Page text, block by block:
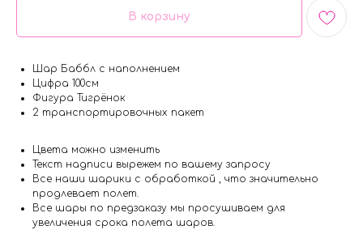
В корзину
Шар Баббл с наполнением
Цифра 100см
Фигура Тигрёнок
2 транспортировочных пакет
Цвета можно изменить
Текст надписи вырежем по вашему запросу
Все наши шарики с обработкой , что значительно
продлевает полет.
Все шары по предзаказу мы просушиваем для
увеличения срока полета шаров.